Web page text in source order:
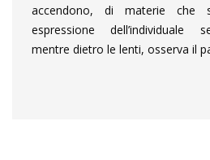
accendono, di materie che
espressione dell’individuale
mentre dietro le lenti, osserva il